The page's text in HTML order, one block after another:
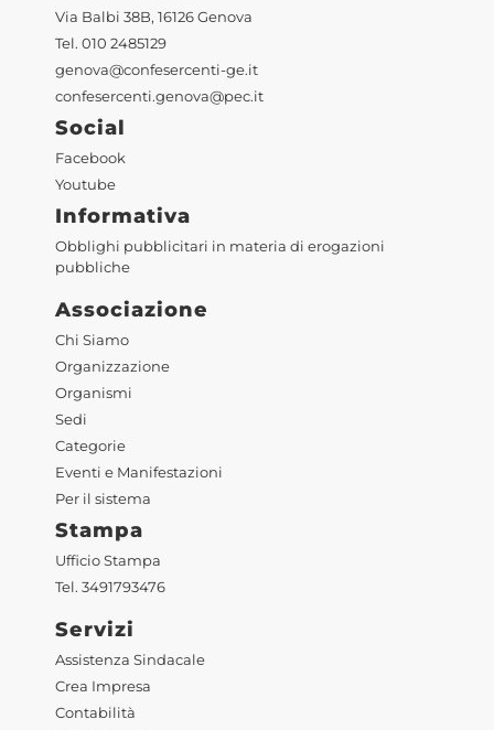
Via Balbi 38B, 16126 Genova
Tel. 010 2485129
genova@confesercenti-ge.it
confesercenti.genova@pec.it
Social
Facebook
Youtube
Informativa
Obblighi pubblicitari in materia di erogazioni
pubbliche
Associazione
Chi Siamo
Organizzazione
Organismi
Sedi
Categorie
Eventi e Manifestazioni
Per il sistema
Stampa
Ufficio Stampa
Tel. 3491793476
Servizi
Assistenza Sindacale
Crea Impresa
Contabilità